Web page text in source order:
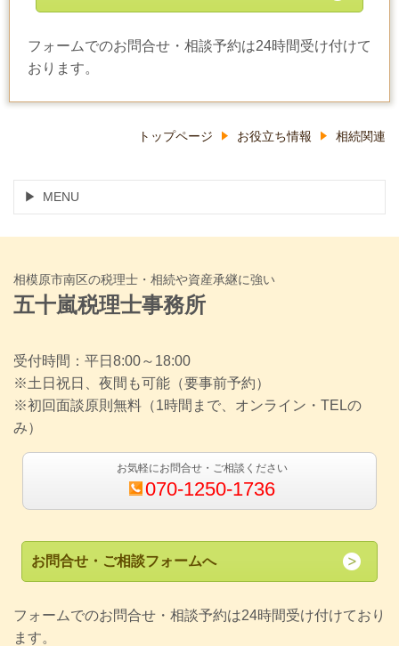
フォームでのお問合せ・相談予約は24時間受け付けて
おります。
トップページ お役立ち情報 相続関連
MENU
相模原市南区の税理士・相続や資産承継に強い
五十嵐税理士事務所
受付時間：平日8:00～18:00
※土日祝日、夜間も可能（要事前予約）
※初回面談原則無料（1時間まで、オンライン・TELの
み）
お気軽にお問合せ・ご相談ください
070-1250-1736
お問合せ・ご相談フォームへ
フォームでのお問合せ・相談予約は24時間受け付けており
ます。